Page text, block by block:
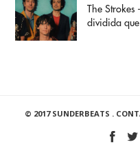
The Strokes
dividida
© 2017 SUNDERBEATS .